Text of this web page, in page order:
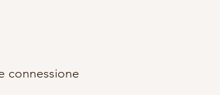
connessione